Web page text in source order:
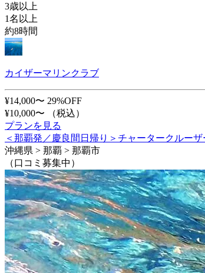
3歳以上
1名以上
約8時間
カイザーマリンクラブ
¥14,000〜 29%OFF
¥10,000〜
（税込）
プランを見る
＜那覇発／慶良間日帰り＞チャータークルー
沖縄県 > 那覇 > 那覇市
（口コミ募集中）